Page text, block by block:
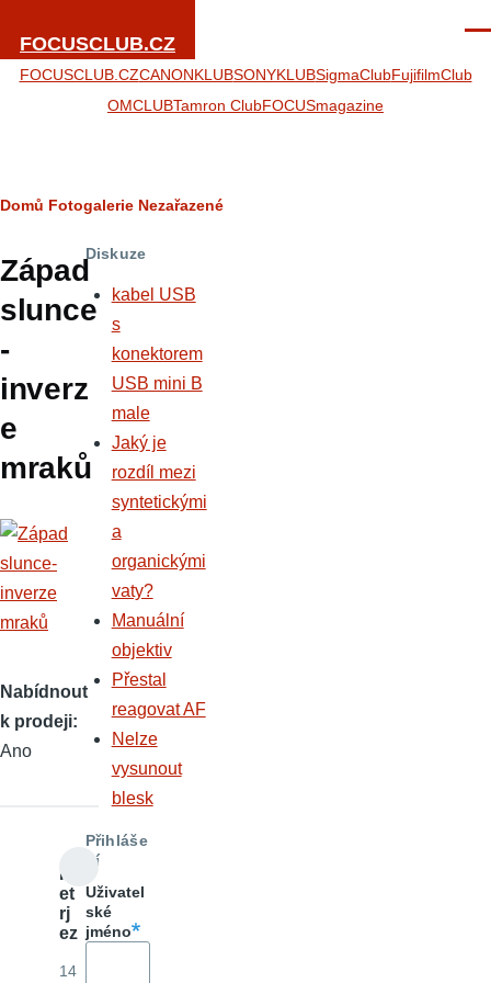
FOCUSCLUB.CZ
FOCUSCLUB.CZCANONKLUBSONYKLUBSigmaClubFujifilmClub
OMCLUBTamron ClubFOCUSmagazine
Drobečková
navigace
Domů Fotogalerie Nezařazené
Západ
slunce
-
inverz
e
mraků
Nabídnout
k prodeji
Ano
P
et
rj
ez
14
Diskuze
kabel USB
s
konektorem
USB mini B
male
Jaký je
rozdíl mezi
syntetickými
a
organickými
vaty?
Manuální
objektiv
Přestal
reagovat AF
Nelze
vysunout
blesk
Přihláše
ní
Uživatel
ské
jméno